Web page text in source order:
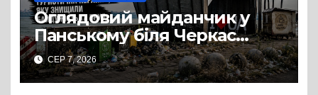
Оглядовий майданчик у
Панському біля Черкас
перетворився на занедбане
сміттєзвалище
СЕР 7, 2026